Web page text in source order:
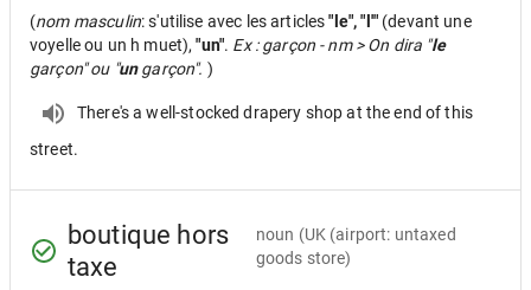
(nom masculin: s'utilise avec les articles"le", "l'" (devant une
voyelle ou un h muet),"un". Ex : garçon - nm > On dira "le
garçon" ou "ungarçon". )
There's a well-stocked drapery shop at the end of this
street.
boutique hors
taxe
noun (UK (airport: untaxed
goods store)